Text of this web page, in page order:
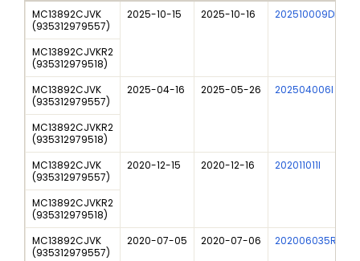
MC13892CJVK
(935312979557)
2025-10-15 2025-10-16 202510009DN
MC13892CJVKR2
(935312979518)
MC13892CJVK
(935312979557)
2025-04-16 2025-05-26 202504006I
MC13892CJVKR2
(935312979518)
MC13892CJVK
(935312979557)
2020-12-15 2020-12-16 202011011I
MC13892CJVKR2
(935312979518)
MC13892CJVK
(935312979557)
2020-07-05 2020-07-06 202006035RN